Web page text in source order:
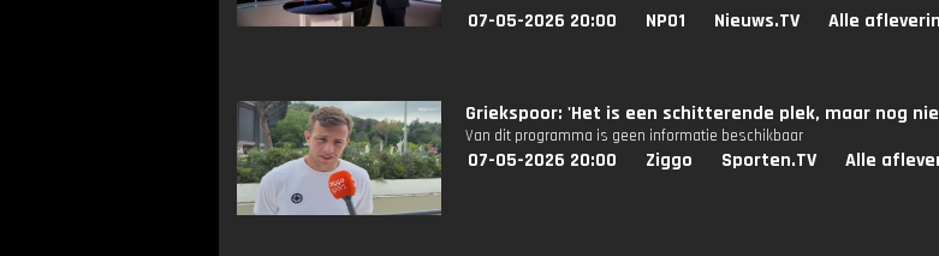
07-05-2026 20:00 NPO1 Nieuws.TV Alle
Griekspoor: 'Het is een schitterende plek, maar nog
Van dit programma is geen informatie beschikbaar
07-05-2026 20:00 Ziggo Sporten.TV Alle